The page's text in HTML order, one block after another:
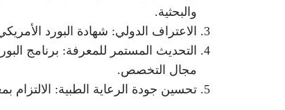
والبحثية.
الاعتراف الدولي: شهادة البورد
التحديث المستمر للمعرفة: برنامج
مجال التخصص.
تحسين جودة الرعاية الطبية: الالتزام